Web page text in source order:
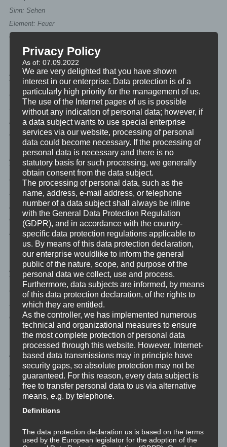
Sinn: Sehen
Element: Feuer
Grundprinzip: Gestaltung des eigenen Ausdrucks
Themen: Selbstwert, Entscheidungsfähigkeit, Ich-Ausdruck
Herzchakra – Anahata
Ort: in der Wirbelsäule auf Höhe des Herzens
Sinn: Tasten
Element: Luft
Grundprinzip: Tiefe Verbindung zu allem das wichtig ist
Halschakra – Vishuddha
Ort: zwischen Halsgrube und Kehlkopf
Sinn: Hören
Element: Äther
Grundprinzip: Resonanz zum eigenen Sein und der eigenen
Bestimmung im Leben
Themen: Kommunikation, Kreativität, Ausdruck des wahren Selbst
Drittes Auge – Ajna
Ort: Raum zwischen den Augenbrauen
Sinn: Intuition
Grundprinzip: Erkenntnis alles Seins
Themen: Bewusstheit, Intuition, Akzeptanz
Kronenchakra – Sahasrara
Ort: Am Scheitel des Kopfes
Grundprinzip: Spiritueller Wille zum Sein
Themen: Spiritualität, Sinn des Lebens, Eins-Sein
Die Kundalini
Privacy Policy
As of: 07.09.2022
We are very delighted that you have shown
interest in our enterprise. Data protection is of a
particularly high priority for the management of us.
The use of the Internet pages of us is possible
without any indication of personal data; however, if
a data subject wants to use special enterprise
services via our website, processing of personal
data could become necessary. If the processing of
personal data is necessary and there is no
statutory basis for such processing, we generally
obtain consent from the data subject.
The processing of personal data, such as the
name, address, e-mail address, or telephone
number of a data subject shall always be inline
with the General Data Protection Regulation
(GDPR), and in accordance with the country-
specific data protection regulations applicable to
us. By means of this data protection declaration,
our enterprise wouldlike to inform the general
public of the nature, scope, and purpose of the
personal data we collect, use and process.
Furthermore, data subjects are informed, by means
of this data protection declaration, of the rights to
which they are entitled.
As the controller, we has implemented numerous
technical and organizational measures to ensure
the most complete protection of personal data
processed through this website. However, Internet-
based data transmissions may in principle have
security gaps, so absolute protection may not be
guaranteed. For this reason, every data subject is
free to transfer personal data to us via alternative
means, e.g. by telephone.
Definitions
The data protection declaration us is based on the terms
used by the European legislator for the adoption of the